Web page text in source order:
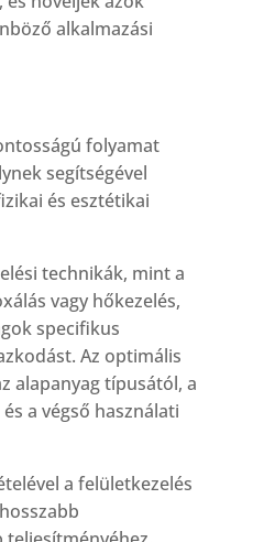
alkalmazási
folyamat
segítségével
és esztétikai
technikák, mint a
vagy hőkezelés,
specifikus
Az optimális
alapanyag típusától, a
a végső használati
a felületkezelés